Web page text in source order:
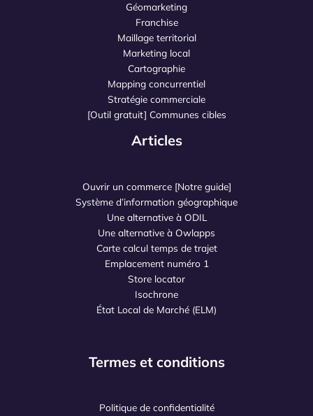
Géomarketing
Franchise
Maillage territorial
Marketing local
Cartographie
Mapping concurrentiel
Stratégie commerciale
[Outil gratuit] Communes cibles
Articles
Ouvrir un commerce [Notre guide]
Système d’information géographique
Une alternative à ODIL
Une alternative à Owlapps
Carte calcul temps de trajet
Emplacement numéro 1
Store locator
Isochrone
État Local de Marché (ELM)
Termes et conditions
Politique de confidentialité